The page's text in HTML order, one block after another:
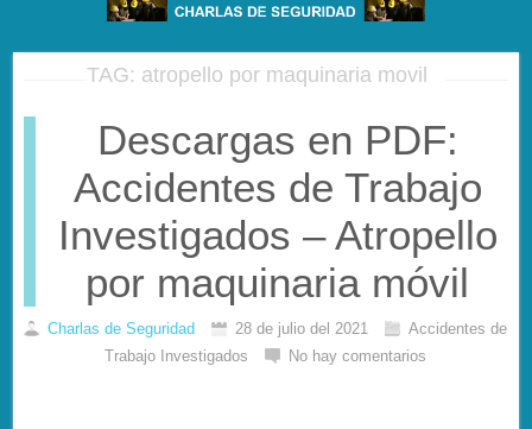
TAG: atropello por maquinaria movil
Descargas en PDF:
Accidentes de Trabajo
Investigados – Atropello
por maquinaria móvil
Charlas de Seguridad 28 de julio del 2021
Accidentes de
Trabajo Investigados
No hay comentarios